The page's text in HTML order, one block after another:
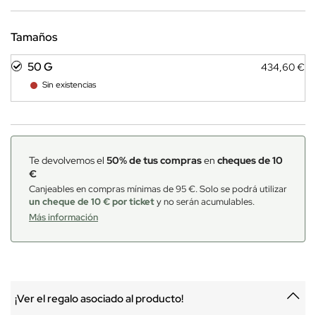
Tamaños
50 G
Sin existencias
434,60 €
Te devolvemos el 50% de tus comprasen cheques de 10
€
Canjeables en compras mínimas de 95 €. Solo se podrá utilizar
un cheque de 10 € por tickety no serán acumulables.
Más información
¡Ver el regalo asociado al producto!